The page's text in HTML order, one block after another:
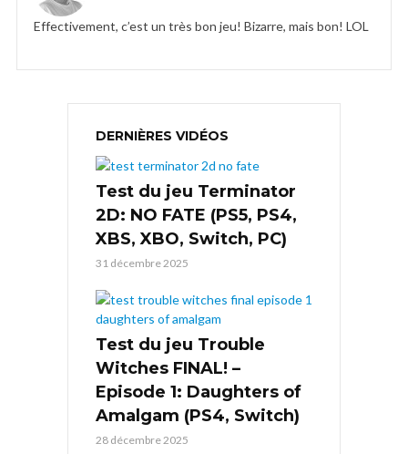
Effectivement, c’est un très bon jeu! Bizarre, mais bon! LOL
DERNIÈRES VIDÉOS
Test du jeu Terminator
2D: NO FATE (PS5, PS4,
XBS, XBO, Switch, PC)
31 décembre 2025
Test du jeu Trouble
Witches FINAL! –
Episode 1: Daughters of
Amalgam (PS4, Switch)
28 décembre 2025